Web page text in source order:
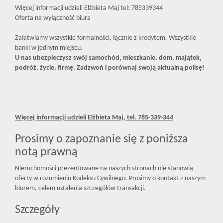
Więcej informacji udzieli Elżbieta Maj tel: 785339344
Oferta na wyłączność biura
Załatwiamy wszystkie formalności, łącznie z kredytem. Wszystkie
banki w jednym miejscu.
U nas ubezpieczysz swój samochód, mieszkanie, dom, majątek,
podróż, życie, firmę. Zadzwoń i porównaj swoją aktualną polisę!
Więcej informacji udzieli Elżbieta Maj, tel. 785-339-344
Prosimy o zapoznanie się z poniższa
notą prawną
Nieruchomości prezentowane na naszych stronach nie stanowią
oferty w rozumieniu Kodeksu Cywilnego. Prosimy o kontakt z naszym
biurem, celem ustalenia szczegółów transakcji.
Szczegóły